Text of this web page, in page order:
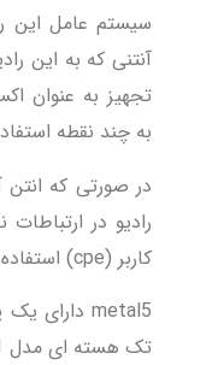
آنتنی که به این
تجهیز به عنوان
به چند نقطه
در صورتی که انتن
رادیو در
کاربر (cpe) استفاده نمایید.
تک هسته ای مدل AR7241 می باشد.